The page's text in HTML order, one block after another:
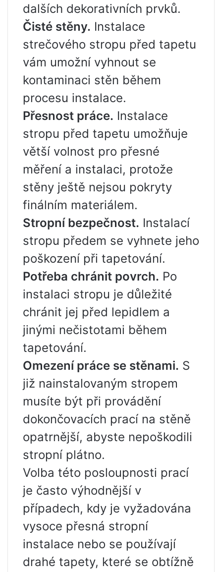
dalších dekorativních prvků.
Čisté stěny. Instalace
strečového stropu před tapetu
vám umožní vyhnout se
kontaminaci stěn během
procesu instalace.
Přesnost práce. Instalace
stropu před tapetu umožňuje
větší volnost pro přesné
měření a instalaci, protože
stěny ještě nejsou pokryty
finálním materiálem.
Stropní bezpečnost. Instalací
stropu předem se vyhnete jeho
poškození při tapetování.
Potřeba chránit povrch. Po
instalaci stropu je důležité
chránit jej před lepidlem a
jinými nečistotami během
tapetování.
Omezení práce se stěnami. S
již nainstalovaným stropem
musíte být při provádění
dokončovacích prací na stěně
opatrnější, abyste nepoškodili
stropní plátno.
Volba této posloupnosti prací
je často výhodnější v
případech, kdy je vyžadována
vysoce přesná stropní
instalace nebo se používají
drahé tapety, které se obtížně